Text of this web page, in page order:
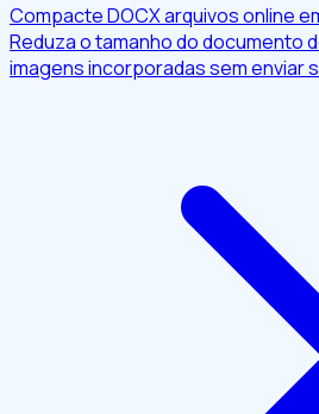
Compacte DOCX arquivos online
Reduza o tamanho do documento
imagens incorporadas sem enviar